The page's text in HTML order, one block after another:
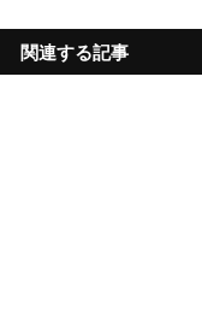
関連する記事